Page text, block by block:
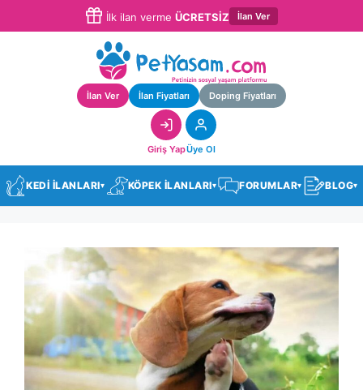
İlk ilan verme ÜCRETSİZ İlan Ver
İlan Ver İlan Fiyatları Doping Fiyatları
Giriş YapÜye Ol
KEDİ İLANLARI▾ KÖPEK İLANLARI▾ FORUMLAR▾ BLOG▾